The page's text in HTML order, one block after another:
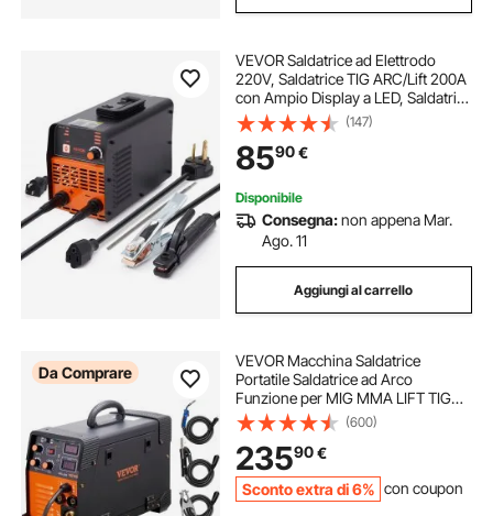
VEVOR Saldatrice ad Elettrodo
220V, Saldatrice TIG ARC/Lift 200A
con Ampio Display a LED, Saldatrice
ad Elettrodo Portatile 2 in 1 con Hot
Start Arc Force Anti-Stick VRD,
Saldatore ad Arco MMA
(147)
8590€
Disponibile
Consegna:non appena Mar.
Ago. 11
Aggiungi al carrello
Da Comprare
VEVOR Macchina Saldatrice
Portatile Saldatrice ad Arco
Funzione per MIG MMA LIFT TIG
Corrente tra 50-250 A, Saldatrice
Portatile Spessore del Filo,
Saldatrice ad Arco Portatile 8,4kg
(600)
23590€
Sconto extra di 6% con coupon